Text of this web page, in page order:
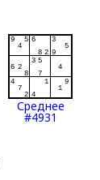
Среднее
#4931